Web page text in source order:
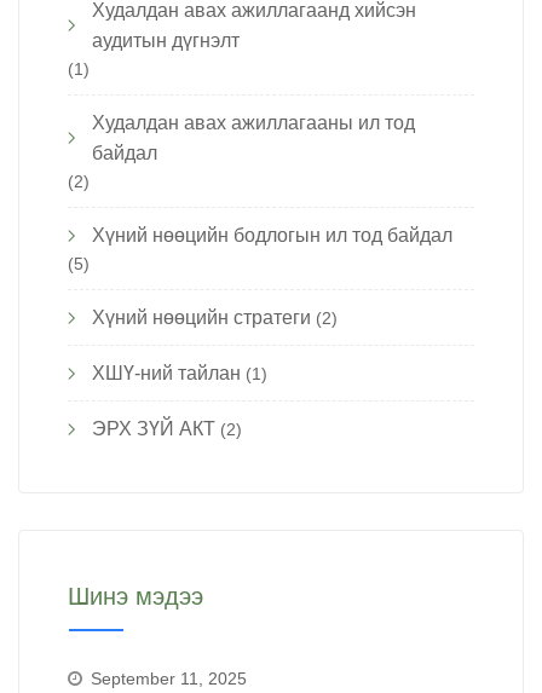
Худалдан авах ажиллагаанд хийсэн
аудитын дүгнэлт
(1)
Худалдан авах ажиллагааны ил тод
байдал
(2)
Хүний нөөцийн бодлогын ил тод байдал
(5)
Хүний нөөцийн стратеги (2)
ХШҮ-ний тайлан (1)
ЭРХ ЗҮЙ АКТ (2)
Шинэ мэдээ
September 11, 2025